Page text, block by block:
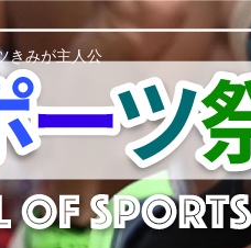
きみが主人公